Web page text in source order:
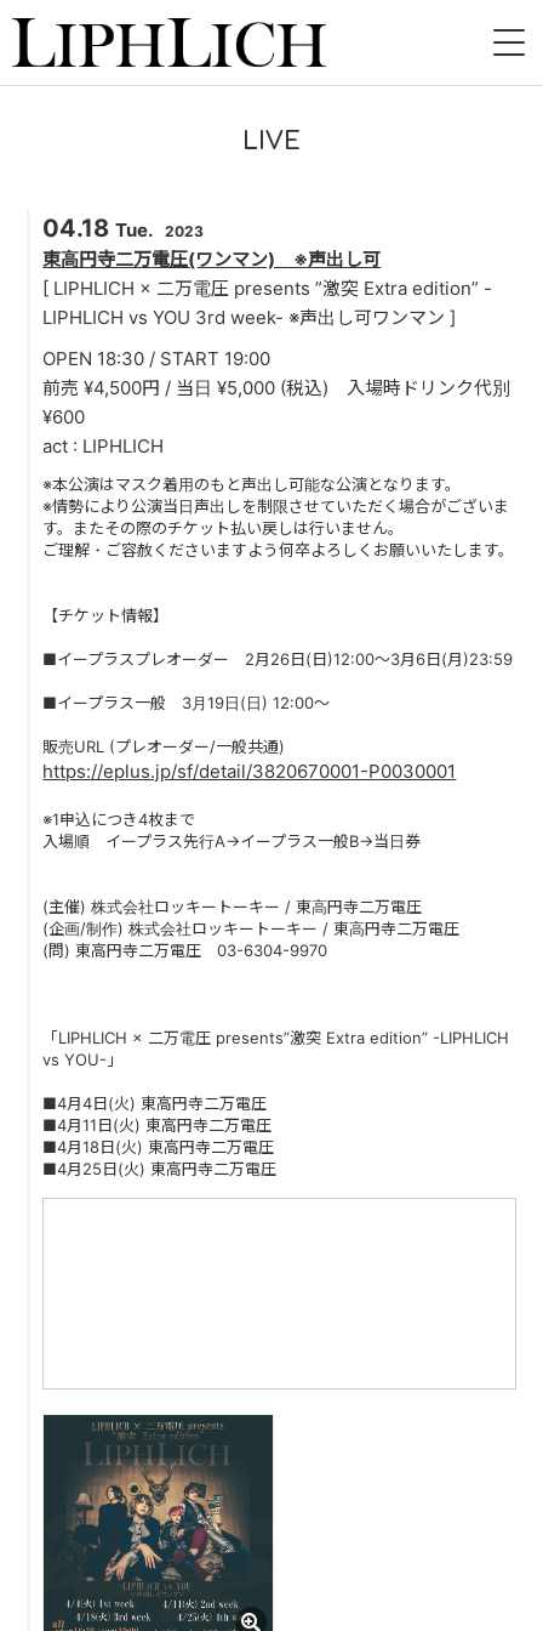
LIVE
INSTORE
VIDEO
DISCOGRAPHY
BLOG
PAST LIVE
GOODS
CONTACT
LIVE
04.18 Tue. 2023
東高円寺二万電圧(ワンマン) ※声出し可
[ LIPHLICH × 二万電圧 presents ”激突 Extra edition” -
LIPHLICH vs YOU 3rd week- ※声出し可ワンマン ]
OPEN 18:30 / START 19:00
前売 ¥4,500円 / 当日 ¥5,000 (税込) 入場時ドリンク代別
¥600
act : LIPHLICH
※本公演はマスク着用のもと声出し可能な公演となります。
※情勢により公演当日声出しを制限させていただく場合がございま
す。またその際のチケット払い戻しは行いません。
ご理解・ご容赦くださいますよう何卒よろしくお願いいたします。
【チケット情報】
■イープラスプレオーダー 2月26日(日)12:00〜3月6日(月)23:59
■イープラス一般 3月19日(日) 12:00〜
販売URL (プレオーダー/一般共通)
https://eplus.jp/sf/detail/3820670001-P0030001
※1申込につき4枚まで
入場順 イープラス先行A→イープラス一般B→当日券
(主催) 株式会社ロッキートーキー / 東高円寺二万電圧
(企画/制作) 株式会社ロッキートーキー / 東高円寺二万電圧
(問) 東高円寺二万電圧 03-6304-9970
「LIPHLICH × 二万電圧 presents”激突 Extra edition” -LIPHLICH
vs YOU-」
■4月4日(火) 東高円寺二万電圧
■4月11日(火) 東高円寺二万電圧
■4月18日(火) 東高円寺二万電圧
■4月25日(火) 東高円寺二万電圧